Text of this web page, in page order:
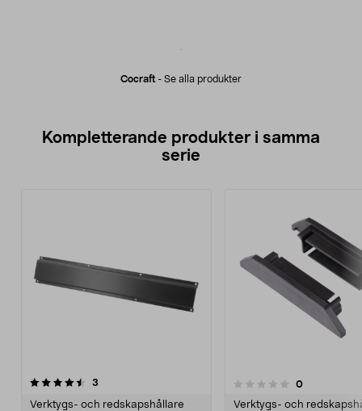
Cocraft - Se alla produkter
Kompletterande produkter i samma
serie
3
Verktygs- och redskapshållare
0.0 av 5 stjärnor 0recensioner
Verktygs- och
5.0av 5 stjärnor